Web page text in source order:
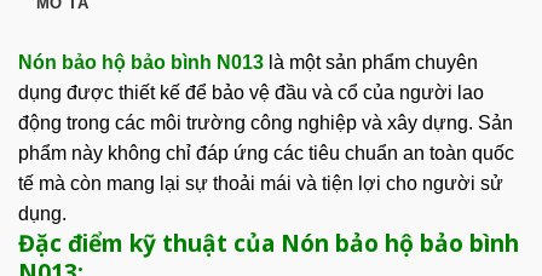
Nón bảo hộ bảo bình N013 là một sản phẩm chuyên
dụng được thiết kế để bảo vệ đầu và cổ của người lao
động trong các môi trường công nghiệp và xây dựng. Sản
phẩm này không chỉ đáp ứng các tiêu chuẩn an toàn quốc
tế mà còn mang lại sự thoải mái và tiện lợi cho người sử
dụng.
Đặc điểm kỹ thuật của Nón bảo hộ bảo bình